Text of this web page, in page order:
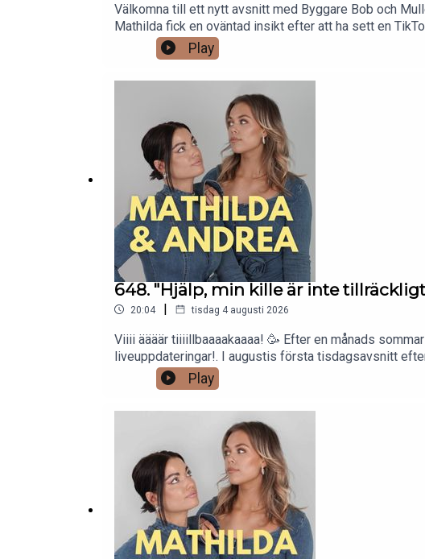
Välkomna till ett nytt avsnitt med Byggare Bob och
Mathilda fick en oväntad insikt efter att ha sett en
själva hade blivit dumpade. Vad har de egentligen lärt
bookbeat.se och ange koden "mathildaandrea" när du
Play
648. "Hjälp, min kille är inte
20:04 | tisdag 4 augusti 2026
Viiii äääär tiiiillbaaaakaaaa! 🥳 Efter en månads
liveuppdateringar!. I augustis första tisdagsavsnitt
pojkvännens relation till en kvinnlig kollega, och det
man egentligen ha gemensamt, och får man försöka
Play